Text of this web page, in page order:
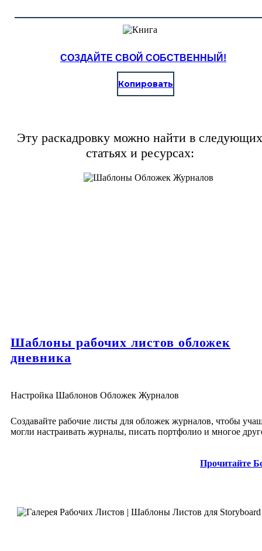
СОЗДАЙТЕ СВОЙ СОБСТВЕННЫЙ!
Копировать
Эту раскадровку можно найти в следующих
статьях и ресурсах:
Шаблоны рабочих листов обложек
дневника
Настройка Шаблонов Обложек Журналов
Создавайте рабочие листы для обложек журналов, чтобы
могли настраивать журналы, писать портфолио и многое
Прочитайте